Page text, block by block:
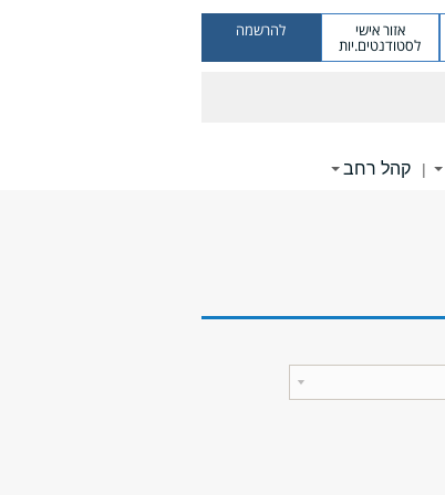
אזור אישי
לסטודנטים.יות
להרשמה
| קהל רחב